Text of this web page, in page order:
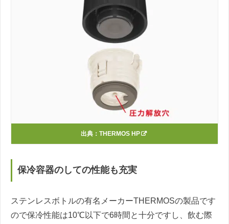
出典： THERMOS HP
保冷容器のしての性能も充実
ステンレスボトルの有名メーカーTHERMOSの製品です
ので保冷性能は10℃以下で6時間と十分ですし、飲む際